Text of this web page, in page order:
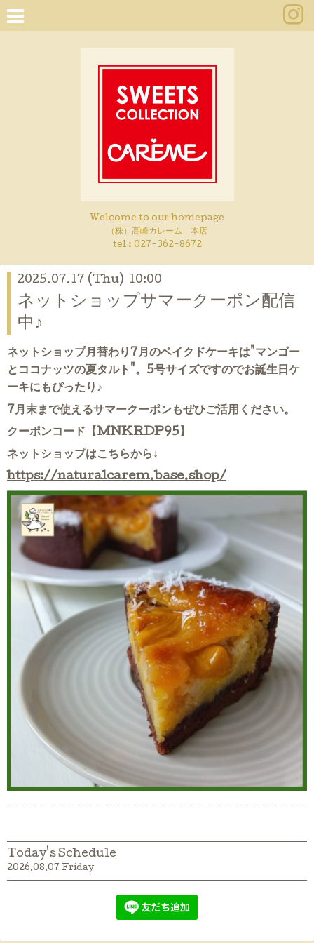
Welcome to our homepage
（株）高崎カレーム 本店
tel : 027-362-8672
2025.07.17 (Thu) 10:00
ネットショップサマークーポン配信
中♪
ネットショップ月替わり7月のベイクドケーキは"マンゴー
とココナッツの夏タルト"。5号サイズですのでお誕生日ケ
ーキにもぴったり♪
7月末まで使えるサマークーポンもぜひご活用ください。
クーポンコード【MNKRDP95】
ネットショップはこちらから↓
https://naturalcarem.base.shop/
Today's Schedule
2026.08.07 Friday